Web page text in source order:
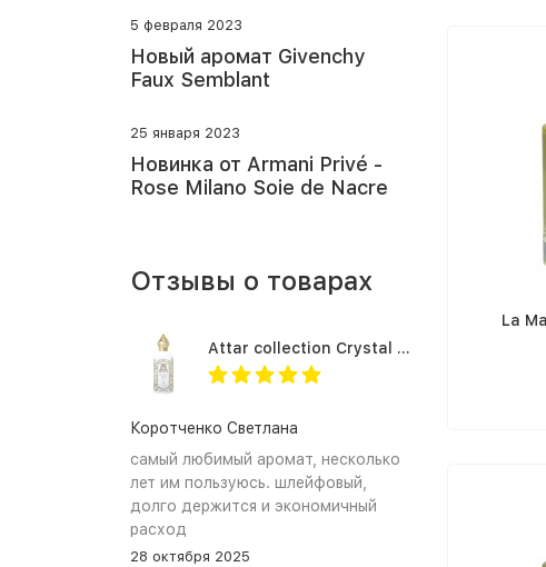
La
5 февраля 2023
Новый аромат Givenchy
Faux Semblant
25 января 2023
Новинка от Armani Privé -
Rose Milano Soie de Nacre
Отзывы о товарах
Attar collection Crystal love for her
Коротченко Светлана
самый любимый аромат, несколько
лет им пользуюсь. шлейфовый,
долго держится и экономичный
расход
28 октября 2025